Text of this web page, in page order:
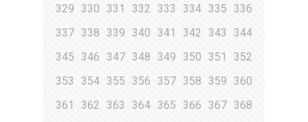
329
330 331 332 333 334 335
336
337 338 339 340 341 342 343
344
345
346 347 348 349 350 351
352
353
354 355 356 357 358 359 360
361
362 363 364 365 366 367 368